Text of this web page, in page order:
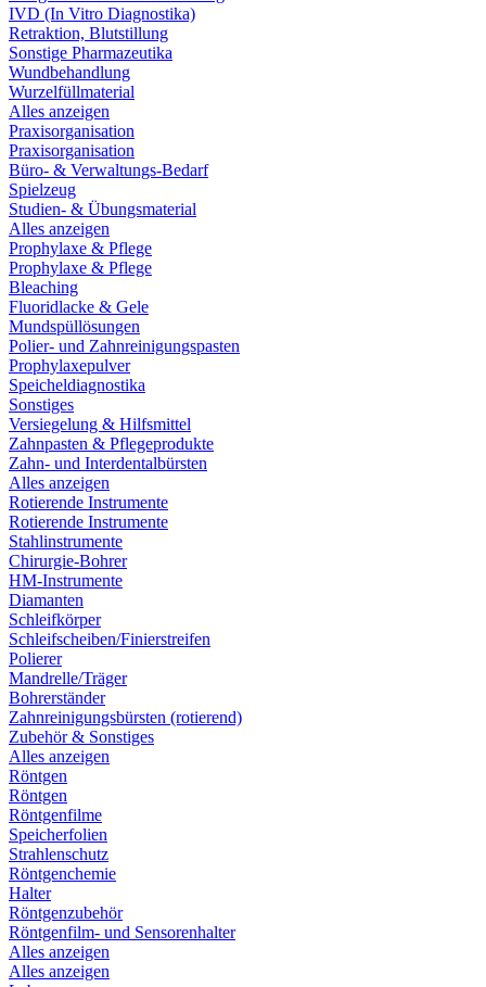
IVD (In Vitro Diagnostika)
Retraktion, Blutstillung
Sonstige Pharmazeutika
Wundbehandlung
Wurzelfüllmaterial
Alles anzeigen
Praxisorganisation
Praxisorganisation
Büro- & Verwaltungs-Bedarf
Spielzeug
Studien- & Übungsmaterial
Alles anzeigen
Prophylaxe & Pflege
Prophylaxe & Pflege
Bleaching
Fluoridlacke & Gele
Mundspüllösungen
Polier- und Zahnreinigungspasten
Prophylaxepulver
Speicheldiagnostika
Sonstiges
Versiegelung & Hilfsmittel
Zahnpasten & Pflegeprodukte
Zahn- und Interdentalbürsten
Alles anzeigen
Rotierende Instrumente
Rotierende Instrumente
Stahlinstrumente
Chirurgie-Bohrer
HM-Instrumente
Diamanten
Schleifkörper
Schleifscheiben/Finierstreifen
Polierer
Mandrelle/Träger
Bohrerständer
Zahnreinigungsbürsten (rotierend)
Zubehör & Sonstiges
Alles anzeigen
Röntgen
Röntgen
Röntgenfilme
Speicherfolien
Strahlenschutz
Röntgenchemie
Halter
Röntgenzubehör
Röntgenfilm- und Sensorenhalter
Alles anzeigen
Alles anzeigen